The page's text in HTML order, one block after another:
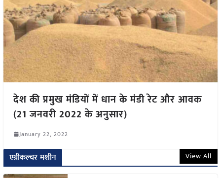
देश की प्रमुख मंडियों में धान के मंडी रेट और आवक
(21 जनवरी 2022 के अनुसार)
January 22, 2022
एग्रीकल्चर मशीन View All